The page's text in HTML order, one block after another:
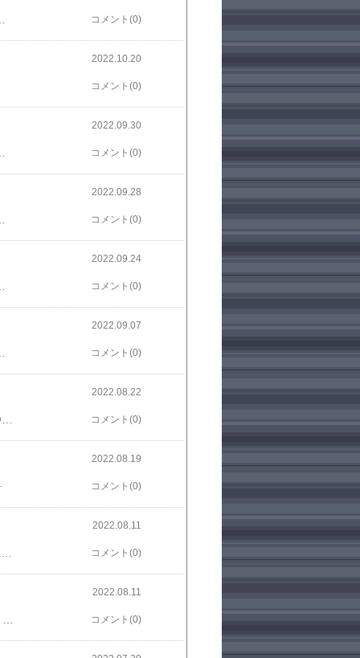
コメント(0)
2022.10.20
コメント(0)
2022.09.30
コメント(0)
2022.09.28
コメント(0)
2022.09.24
コメント(0)
2022.09.07
コメント(0)
2022.08.22
コメント(0)
2022.08.19
コメント(0)
2022.08.11
コメント(0)
2022.08.11
コメント(0)